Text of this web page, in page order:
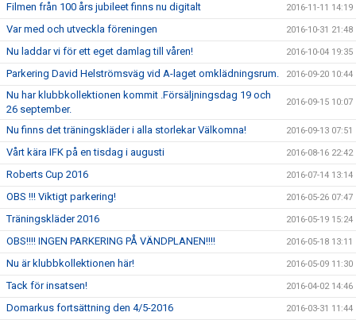
Filmen från 100 års jubileet finns nu digitalt 2016-11-11 14:19
Var med och utveckla föreningen 2016-10-31 21:48
Nu laddar vi för ett eget damlag till våren! 2016-10-04 19:35
Parkering David Helströmsväg vid A-laget omklädningsrum. 2016-09-20 10:44
Nu har klubbkollektionen kommit .Försäljningsdag 19 och
26 september.
2016-09-15 10:07
Nu finns det träningskläder i alla storlekar Välkomna! 2016-09-13 07:51
Vårt kära IFK på en tisdag i augusti 2016-08-16 22:42
Roberts Cup 2016 2016-07-14 13:14
OBS !!! Viktigt parkering! 2016-05-26 07:47
Träningskläder 2016 2016-05-19 15:24
OBS!!!! INGEN PARKERING PÅ VÄNDPLANEN!!!! 2016-05-18 13:11
Nu är klubbkollektionen här! 2016-05-09 11:30
Tack för insatsen! 2016-04-02 14:46
Domarkus fortsättning den 4/5-2016 2016-03-31 11:44